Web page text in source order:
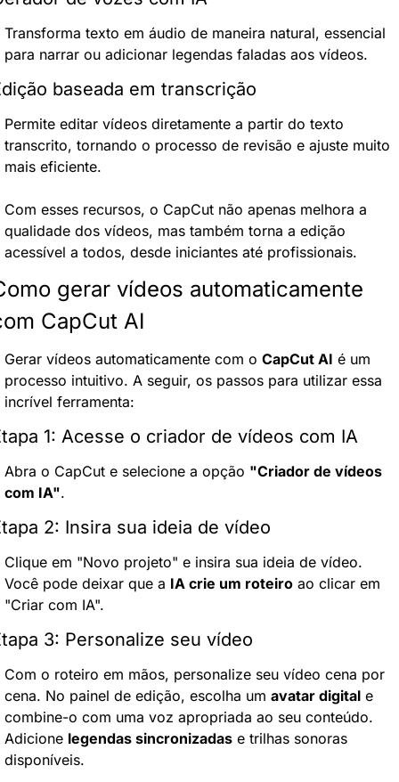
Transforma texto em áudio de maneira natural, essencial
para narrar ou adicionar legendas faladas aos vídeos.
baseada em transcrição
Permite editar vídeos diretamente a partir do texto
transcrito, tornando o processo de revisão e ajuste muito
mais eficiente.
Com esses recursos, o CapCut não apenas melhora a
qualidade dos vídeos, mas também torna a edição
acessível a todos, desde iniciantes até profissionais.
gerar vídeos automaticamente
CapCut AI
Gerar vídeos automaticamente com o CapCut AI é um
processo intuitivo. A seguir, os passos para utilizar essa
incrível ferramenta:
1: Acesse o criador de vídeos com IA
Abra o CapCut e selecione a opção "Criador de vídeos
com IA".
2: Insira sua ideia de vídeo
Clique em "Novo projeto" e insira sua ideia de vídeo.
Você pode deixar que a IA crie um roteiro ao clicar em
"Criar com IA".
3: Personalize seu vídeo
Com o roteiro em mãos, personalize seu vídeo cena por
cena. No painel de edição, escolha um avatar digital e
combine-o com uma voz apropriada ao seu conteúdo.
Adicione legendas sincronizadas e trilhas sonoras
disponíveis.